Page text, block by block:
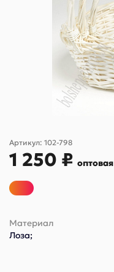
Артикул: 102-798
1 250 ₽ оптовая
Материал
Лоза;